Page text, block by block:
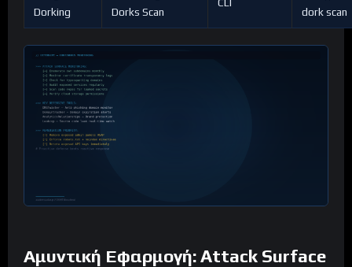
Dorking
Dorks Scan
dork scan
Αμυντική Εφαρμογή: Attack Surface